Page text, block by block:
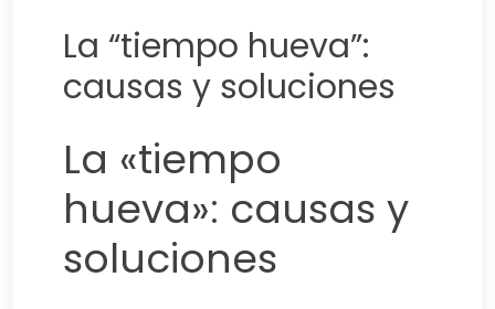
La “tiempo hueva”:
causas y soluciones
La «tiempo
hueva»: causas y
soluciones